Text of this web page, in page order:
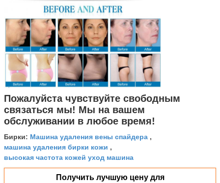
Пожалуйста чувствуйте свободным
связаться мы! Мы на вашем
обслуживании в любое время!
Бирки: Машина удаления вены спайдера ,
машина удаления бирки кожи ,
высокая частота кожей уход машина
Получить лучшую цену для